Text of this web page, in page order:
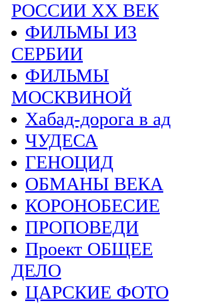
РОССИИ ХХ ВЕК
ФИЛЬМЫ ИЗ
СЕРБИИ
ФИЛЬМЫ
МОСКВИНОЙ
Хабад-дорога в ад
ЧУДЕСА
ГЕНОЦИД
ОБМАНЫ ВЕКА
КОРОНОБЕСИЕ
ПРОПОВЕДИ
Проект ОБЩЕЕ
ДЕЛО
ЦАРСКИЕ ФОТО